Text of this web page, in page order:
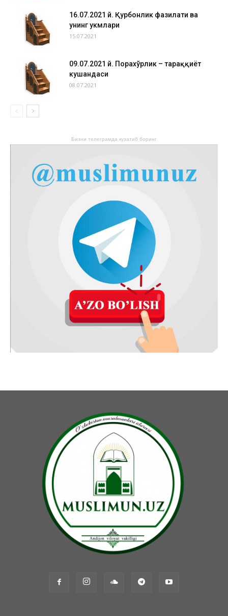
16.07.2021 й. Қурбонлик фазилати ва
унинг ҳукмлари
15.07.2021
09.07.2021 й. Порахўрлик – тараққиёт
кушандаси
08.07.2021
Бизни телеграмда кузатиб боринг